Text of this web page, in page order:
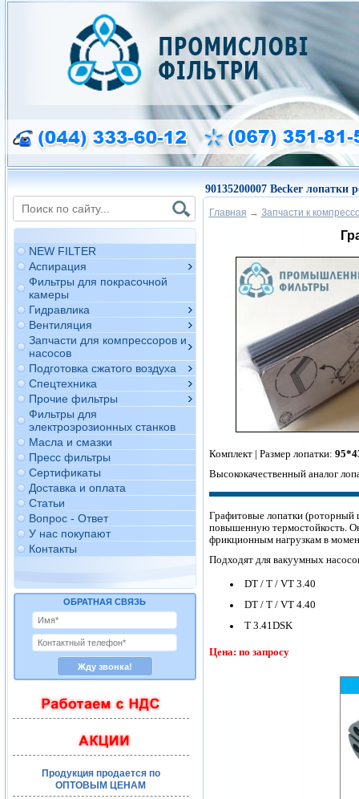
NEW FILTER
Аспирация
Фильтры для покрасочной
камеры
Гидравлика
Вентиляция
Запчасти для компрессоров и
насосов
Подготовка сжатого воздуха
Спецтехника
Прочие фильтры
Фильтры для
электроэрозионных станков
Масла и смазки
Пресс фильтры
Сертификаты
Доставка и оплата
Статьи
Вопрос - Ответ
У нас покупают
Контакты
ОБРАТНАЯ СВЯЗЬ
Продукция продается по
ОПТОВЫМ ЦЕНАМ
90135200007 Becker лопатки
Главная → Запчасти к
Комплект | Размер лопатки:
Высококачественный аналог
Графитовые лопатки
повышенную термостойкость.
фрикционным нагрузкам в
Подходят для вакуумных
DT / T / VT 3.40
DT / T / VT 4.40
T 3.41DSK
Цена: по запросу